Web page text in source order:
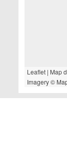
Leaflet| Map
Imagery ©